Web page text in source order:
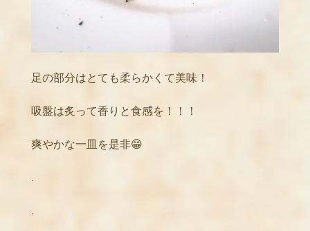
足の部分はとても柔らかくて美味！
吸盤は炙って香りと食感を！！！
爽やかな一皿を是非😁
.
.